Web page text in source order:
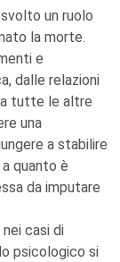
un ruolo
la morte.
e
dalle relazioni
tutte le altre
una
a stabilire
quanto è
da imputare
casi di
psicologico si